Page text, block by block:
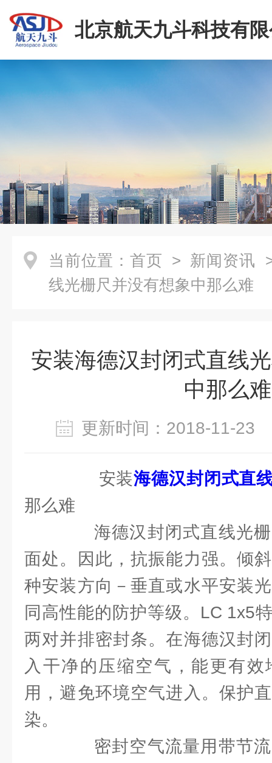
北京航天九斗科技有
当前位置： 首页 > 新闻资讯
线光栅尺并没有想象中那么难
安装海德汉封闭式直线
中那么难
更新时间：2018-11-
安装海德汉封闭式直
那么难
海德汉封闭式直线光栅
面处。因此，抗振能力强。倾
种安装方向－垂直或水平安装
同高性能的防护等级。LC 1x5
两对并排密封条。在海德汉封
入干净的压缩空气，能更有
用，避免环境空气进入。保护
染。
密封空气流量用带节流